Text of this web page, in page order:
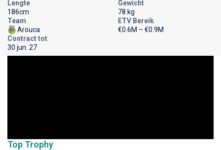
Lengte
186cm
Gewicht
78 kg
Team
Arouca
ETV Bereik
€0.6M – €0.9M
Contract tot
30 jun. 27
Top Trophy